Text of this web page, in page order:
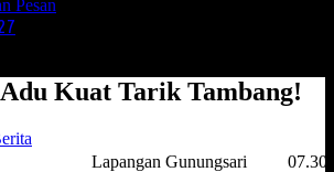
Pesan
Kuat Tarik Tambang!
Lapangan Gunungsari 07.30